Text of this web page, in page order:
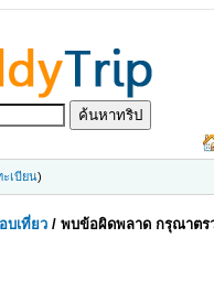
ะเบียน)
บเที่ยว /พบข้อผิดพลาด กรุณาตร